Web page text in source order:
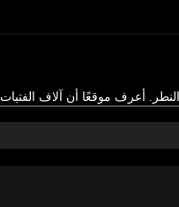
أعرف موقعًا أن آلاف